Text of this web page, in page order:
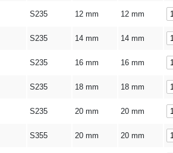
S235 12 mm 12 mm
S235 14 mm 14 mm
S235 16 mm 16 mm
S235 18 mm 18 mm
S235 20 mm 20 mm
S355 20 mm 20 mm